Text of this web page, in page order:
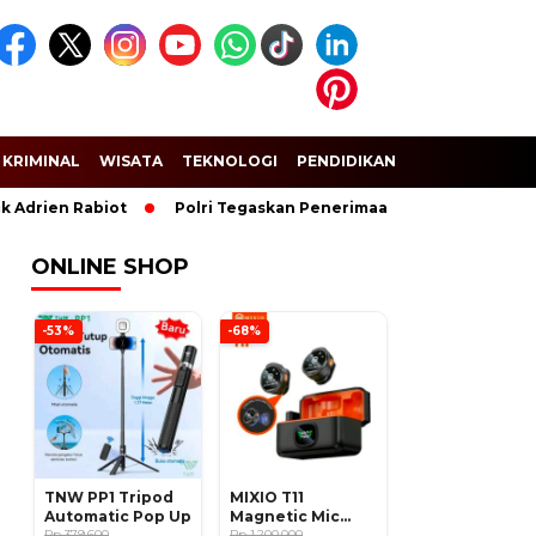
KRIMINAL WISATA TEKNOLOGI PENDIDIKAN
Adrien Rabiot Polri Tegaskan Penerimaan Anggota dan
ONLINE SHOP
-53%
TNW PP1 Tripod
Automatic Pop Up
-68%
MIXIO T11
Magnetic Mic